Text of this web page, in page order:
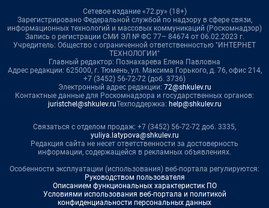
Сетевое издание «72.ру» (18+)
Зарегистрировано Федеральной службой по надзору в сфере связи,
информационных технологий и массовых коммуникаций (Роскомнадзор)
Запись о регистрации СМИ ЭЛ № ФС 77– 84674 от 06.02.2023 г.
Учредитель: Общество с ограниченной ответственностью "ИНТЕРНЕТ
ТЕХНОЛОГИИ"
Главный редактор: Познахарева Елена Павловна
Адрес редакции: 625000, г. Тюмень, ул. Максима Горького, д. 76, офис 214,
+7 (3452) 56-72-72 (доб. 3736)
Электронный адрес редакции: 72@shkulev.ru
Контактные данные для Роскомнадзора и государственных органов:
juristchel@shkulev.ruТехподдержка: help@shkulev.ru
Связаться с отделом продаж: +7 (3452) 56-72-72 доб. 3335,
yuliya.latypova@shkulev.ru
Редакция сайта не несет ответственности за достоверность
информации, содержащейся в рекламных объявлениях.
Особенности эксплуатации (использования) веб-портала регулируются:
Руководством пользователя
Описанием функциональных характеристик ПО
Условиями использования веб-портала и политикой
конфиденциальности персональных данных